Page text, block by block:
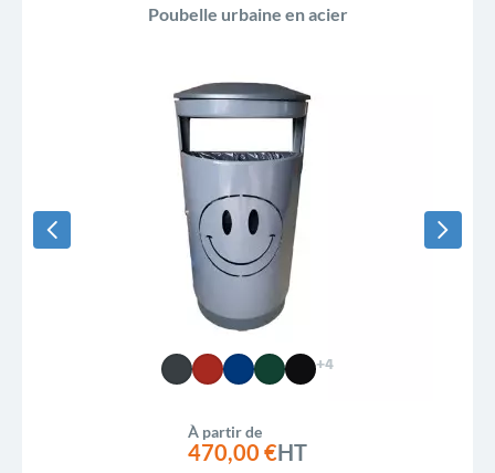
Poubelle urbaine en acier
+4
À partir de
470,00 €HT